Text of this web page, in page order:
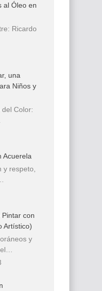
al Óleo en
Ricardo
una
Niños y
Color:
Acuerela
respeto,
con
Artístico)
y